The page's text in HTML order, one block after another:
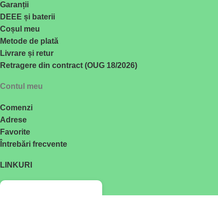
Garanții
DEEE și baterii
Coșul meu
Metode de plată
Livrare și retur
Retragere din contract (OUG 18/2026)
Contul meu
Comenzi
Adrese
Favorite
Întrebări frecvente
LINKURI